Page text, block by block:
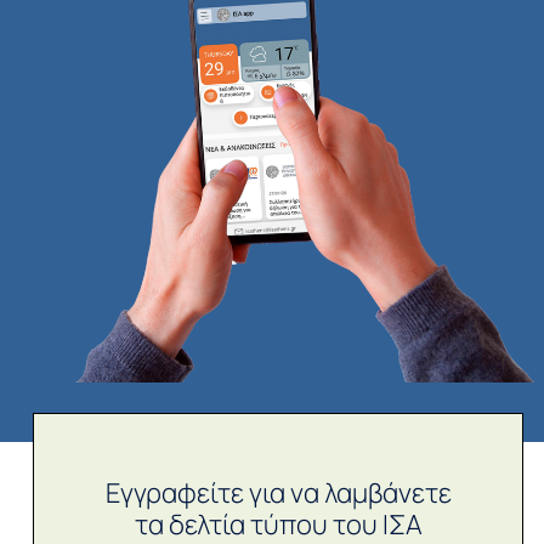
Εγγραφείτε για να λαμβάνετε
τα δελτία τύπου του ΙΣΑ